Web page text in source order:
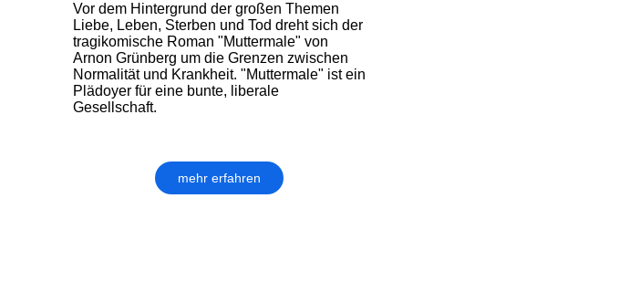
Vor dem Hintergrund der großen Themen
Liebe, Leben, Sterben und Tod dreht sich der
tragikomische Roman "Muttermale" von
Arnon Grünberg um die Grenzen zwischen
Normalität und Krankheit. "Muttermale" ist ein
Plädoyer für eine bunte, liberale
Gesellschaft.
mehr erfahren